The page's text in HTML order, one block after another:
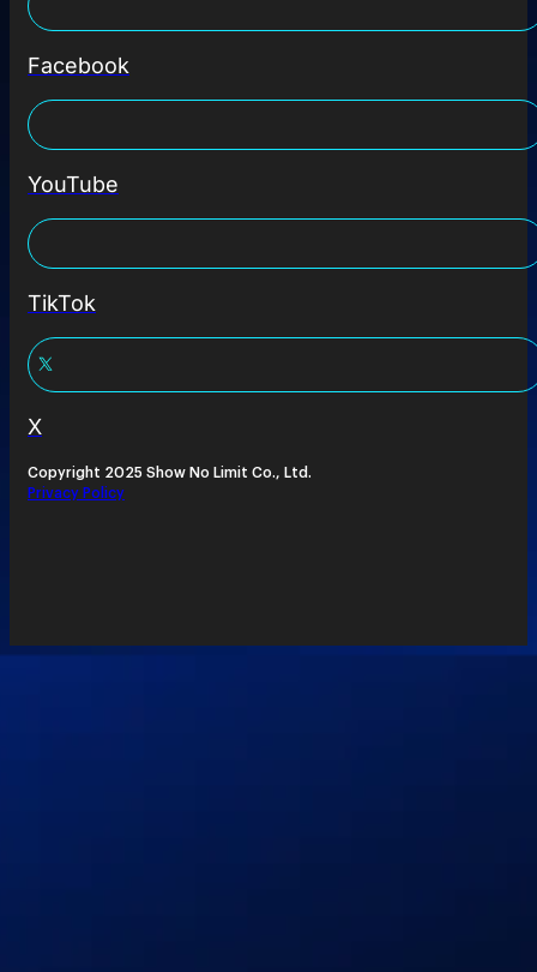
Facebook
YouTube
TikTok
X
Copyright 2025 Show No Limit Co., Ltd.
Privacy Policy